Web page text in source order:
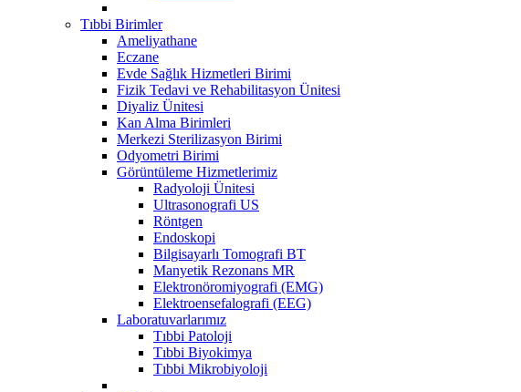
Tıbbi Birimler
Ameliyathane
Eczane
Evde Sağlık Hizmetleri Birimi
Fizik Tedavi ve Rehabilitasyon Ünitesi
Diyaliz Ünitesi
Kan Alma Birimleri
Merkezi Sterilizasyon Birimi
Odyometri Birimi
Görüntüleme Hizmetlerimiz
Radyoloji Ünitesi
Ultrasonografi US
Röntgen
Endoskopi
Bilgisayarlı Tomografi BT
Manyetik Rezonans MR
Elektronöromiyografi (EMG)
Elektroensefalografi (EEG)
Laboratuvarlarımız
Tıbbi Patoloji
Tıbbi Biyokimya
Tıbbi Mikrobiyoloji